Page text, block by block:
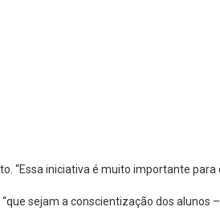
“Essa iniciativa é muito importante
sejam a conscientização dos alunos